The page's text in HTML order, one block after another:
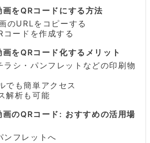
をQRコードにする方法
のURLをコピーする
コードを作成する
をQRコード化するメリット
ラシ・パンフレットなどの印刷物
でも簡単アクセス
解析も可能
のQRコード: おすすめの活用場
ンフレットへ